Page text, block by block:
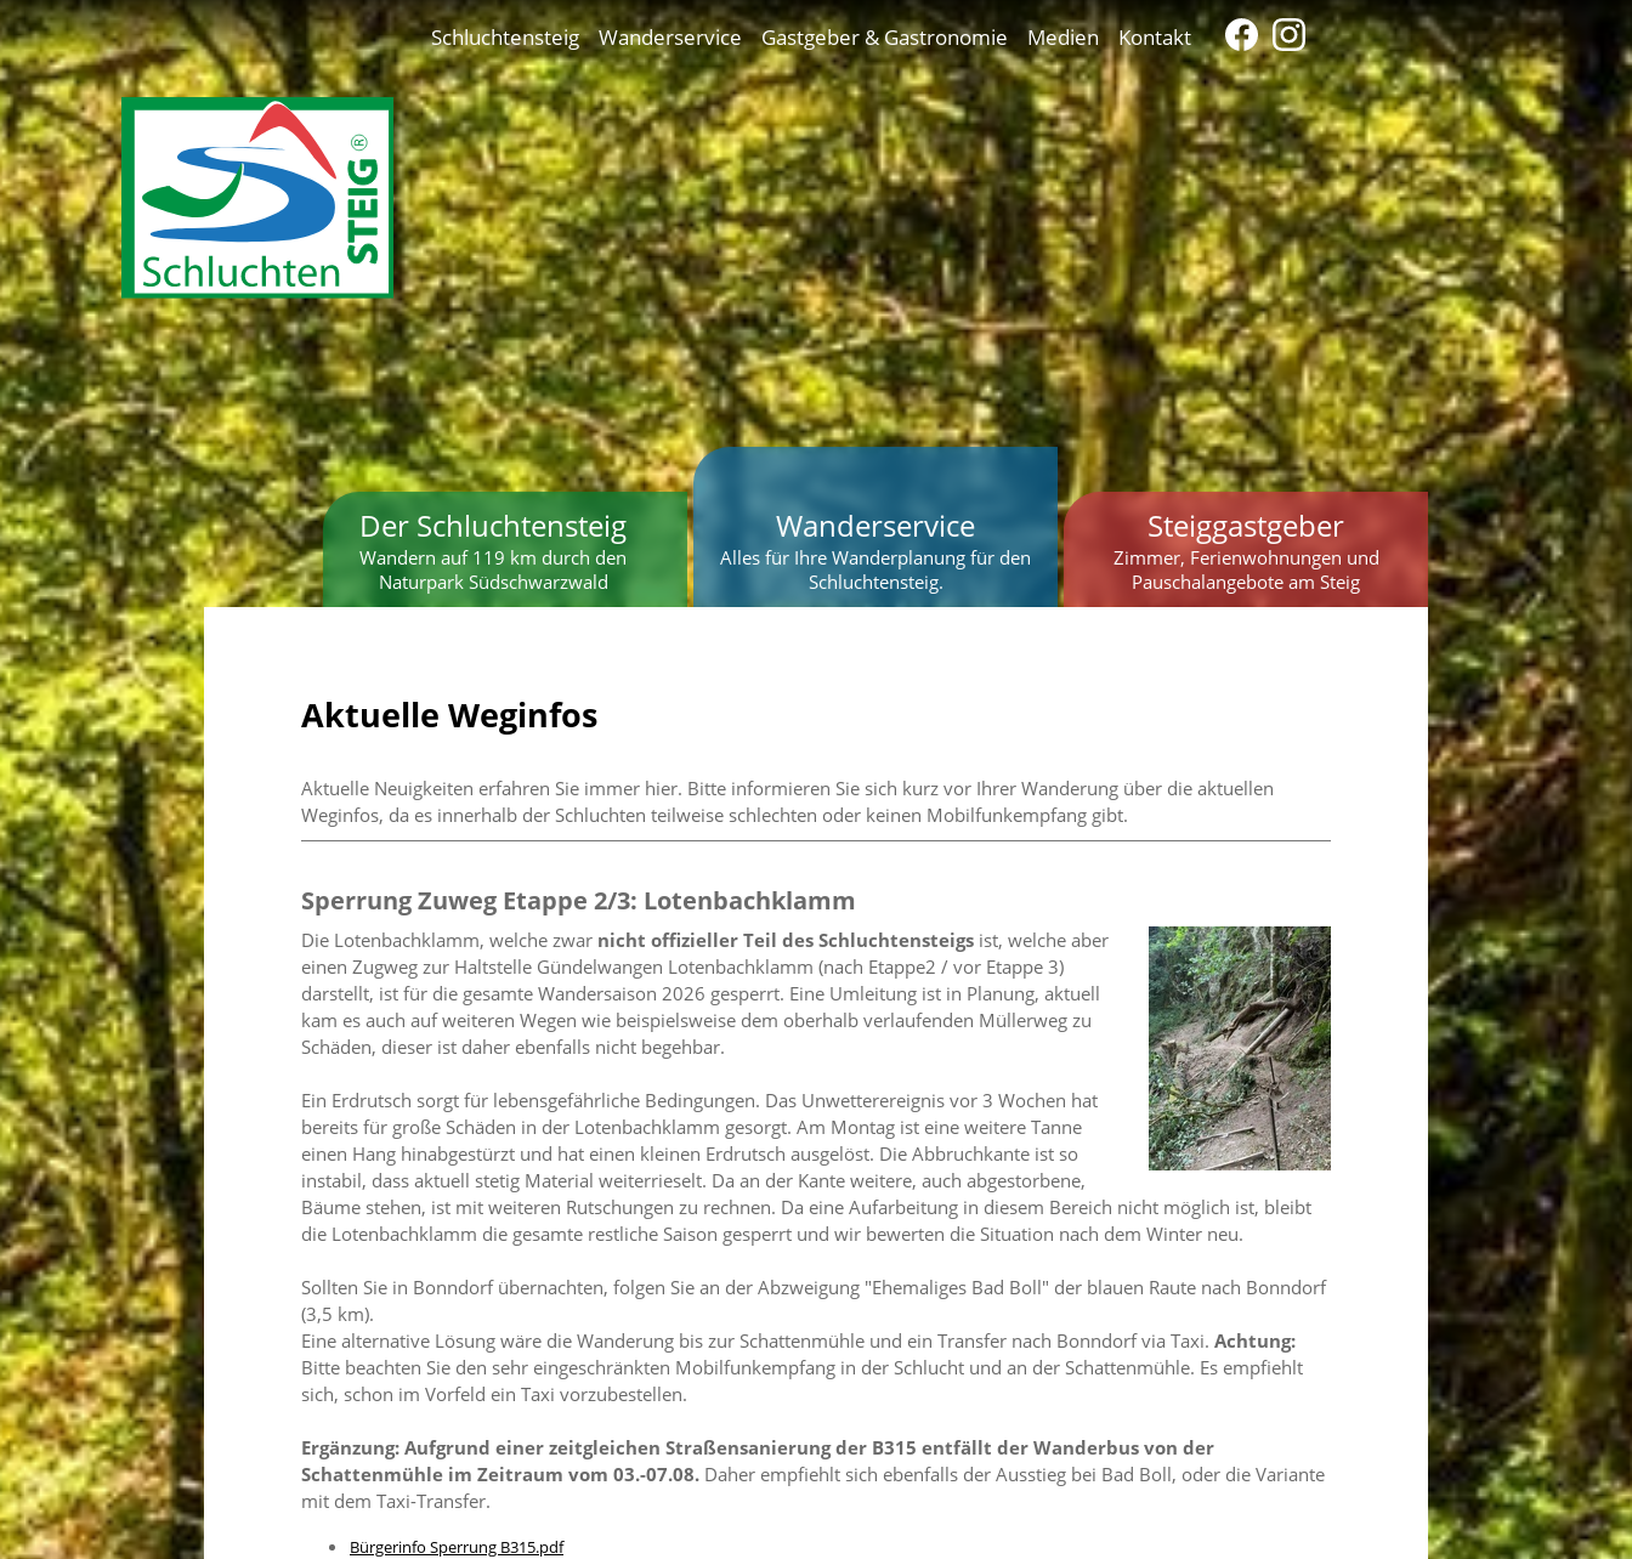
Schluchtensteig Wanderservice Gastgeber & Gastronomie Medien Kontakt
Der Schluchtensteig
Wandern auf 119 km durch den
Naturpark Südschwarzwald
Wanderservice
Alles für Ihre Wanderplanung für den
Schluchtensteig.
Steiggastgeber
Zimmer, Ferienwohnungen und
Pauschalangebote am Steig
Aktuelle Weginfos
Aktuelle Neuigkeiten erfahren Sie immer hier. Bitte informieren Sie sich kurz vor Ihrer Wanderung über die aktuellen
Weginfos, da es innerhalb der Schluchten teilweise schlechten oder keinen Mobilfunkempfang gibt.
Sperrung Zuweg Etappe 2/3: Lotenbachklamm
Die Lotenbachklamm, welche zwar nicht offizieller Teil des Schluchtensteigs ist, welche aber
einen Zugweg zur Haltstelle Gündelwangen Lotenbachklamm (nach Etappe2 / vor Etappe 3)
darstellt, ist für die gesamte Wandersaison 2026 gesperrt. Eine Umleitung ist in Planung, aktuell
kam es auch auf weiteren Wegen wie beispielsweise dem oberhalb verlaufenden Müllerweg zu
Schäden, dieser ist daher ebenfalls nicht begehbar.
Ein Erdrutsch sorgt für lebensgefährliche Bedingungen. Das Unwetterereignis vor 3 Wochen hat
bereits für große Schäden in der Lotenbachklamm gesorgt. Am Montag ist eine weitere Tanne
einen Hang hinabgestürzt und hat einen kleinen Erdrutsch ausgelöst. Die Abbruchkante ist so
instabil, dass aktuell stetig Material weiterrieselt. Da an der Kante weitere, auch abgestorbene,
Bäume stehen, ist mit weiteren Rutschungen zu rechnen. Da eine Aufarbeitung in diesem Bereich nicht möglich ist, bleibt
die Lotenbachklamm die gesamte restliche Saison gesperrt und wir bewerten die Situation nach dem Winter neu.
Sollten Sie in Bonndorf übernachten, folgen Sie an der Abzweigung "Ehemaliges Bad Boll" der blauen Raute nach Bonndorf
(3,5 km).
Eine alternative Lösung wäre die Wanderung bis zur Schattenmühle und ein Transfer nach Bonndorf via Taxi. Achtung:
Bitte beachten Sie den sehr eingeschränkten Mobilfunkempfang in der Schlucht und an der Schattenmühle. Es empfiehlt
sich, schon im Vorfeld ein Taxi vorzubestellen.
Ergänzung: Aufgrund einer zeitgleichen Straßensanierung der B315 entfällt der Wanderbus von der
Schattenmühle im Zeitraum vom 03.-07.08. Daher empfiehlt sich ebenfalls der Ausstieg bei Bad Boll, oder die Variante
mit dem Taxi-Transfer.
Bürgerinfo Sperrung B315.pdf